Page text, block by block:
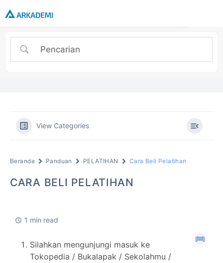
View Categories
Beranda Panduan PELATIHAN Cara Beli Pelatihan
CARA BELI PELATIHAN
1 min read
Silahkan mengunjungi masuk ke
Tokopedia / Bukalapak / Sekolahmu /